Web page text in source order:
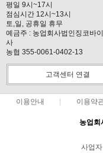
평일 9시~17시
점심시간 12시~13시
토,일, 공휴일 휴무
예금주 : 농업회사법인징코바
사
농협 355-0061-0402-13
고객센터 연결
이용안내 이용약
농업회
사업